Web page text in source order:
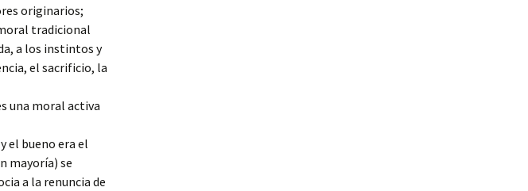
originarios;
tradicional
a los instintos y
el sacrificio, la
una moral activa
y el bueno era el
mayoría) se
a la renuncia de